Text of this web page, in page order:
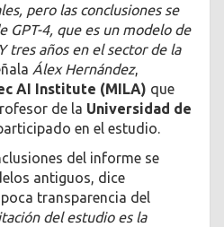
pero las conclusiones se
GPT-4, que es un modelo de
tres años en el sector de la
Álex Hernández,
AI Institute (MILA) que
de la Universidad de
en el estudio.
del informe se
antiguos, dice
transparencia del
del estudio es la